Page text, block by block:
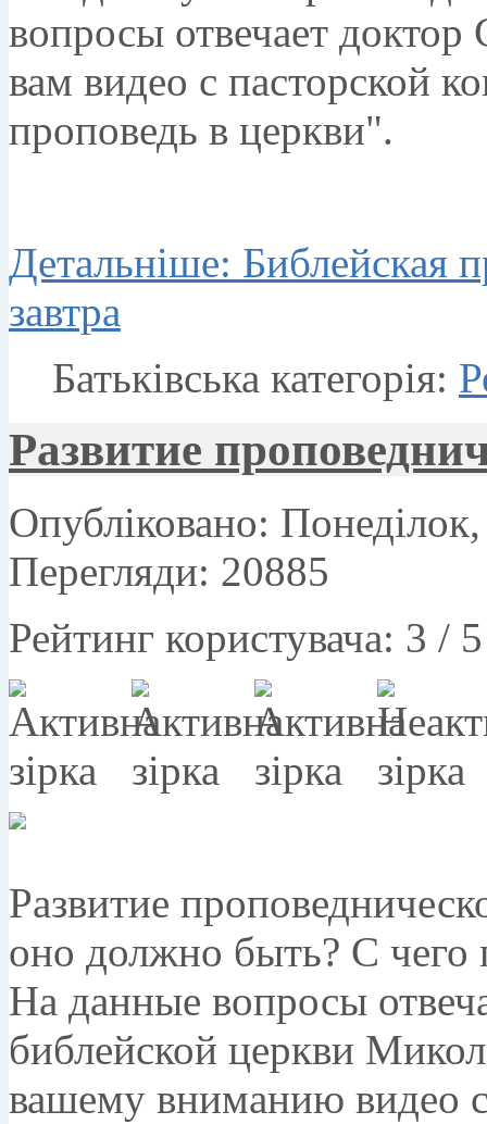
вопросы отвечает
вам видео с пасторской
проповедь в церкви".
Детальніше: Библейская
завтра
Батьківська категорія:
Развитие
Опубліковано:
Перегляди: 20885
Рейтинг користувача: 3 / 5
Развитие
оно должно быть? С чего
На данные вопросы
библейской церкви
вашему вниманию видео